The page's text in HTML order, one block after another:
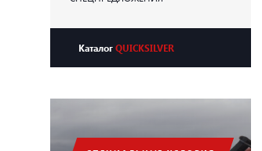
КаталогQUICKSILVER